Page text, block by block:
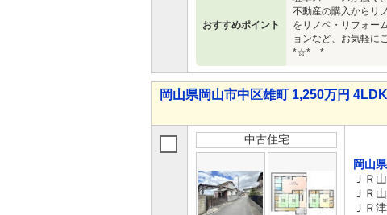
おすすめポイント
不動産の購入からリ
をリノベ・リフォー
ョンなど、お気軽
*☆* *
岡山県岡山市中区雄町 1,250万円 4LDK
中古住宅
岡山
ＪＲ
ＪＲ
ＪＲ